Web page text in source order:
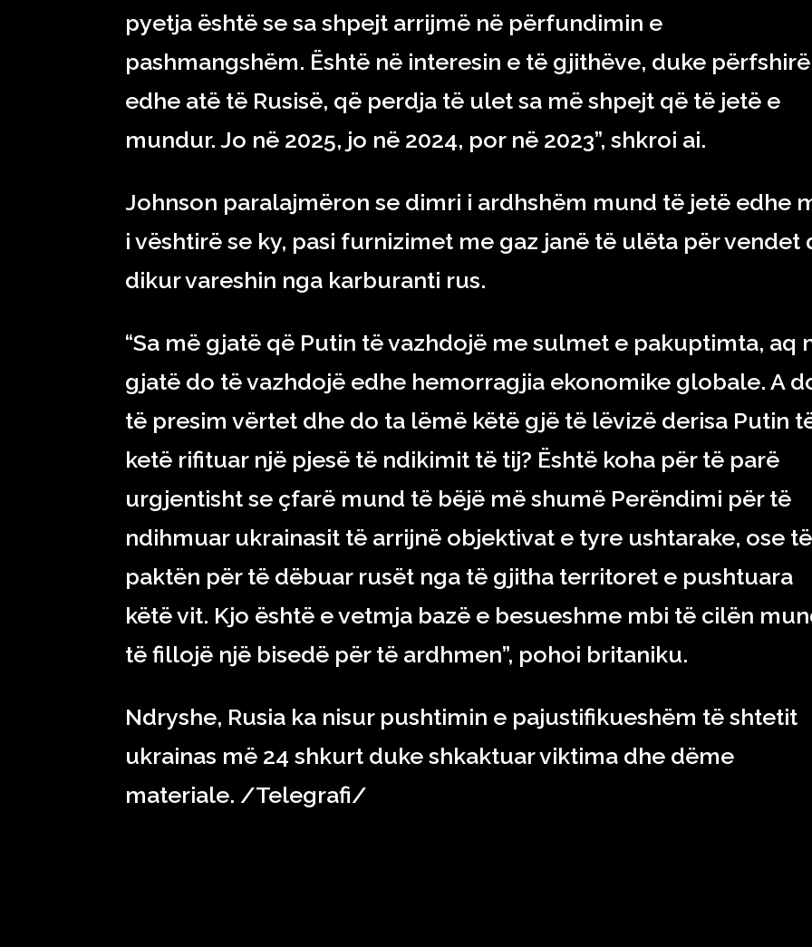
pyetja është se sa shpejt arrijmë në përfundimin e
pashmangshëm. Është në interesin e të gjithëve, duke përfshirë
edhe atë të Rusisë, që perdja të ulet sa më shpejt që të jetë e
mundur. Jo në 2025, jo në 2024, por në 2023”, shkroi ai.
Johnson paralajmëron se dimri i ardhshëm mund të jetë edhe
i vështirë se ky, pasi furnizimet me gaz janë të ulëta për vendet
dikur vareshin nga karburanti rus.
“Sa më gjatë që Putin të vazhdojë me sulmet e pakuptimta, aq
gjatë do të vazhdojë edhe hemorragjia ekonomike globale. A
të presim vërtet dhe do ta lëmë këtë gjë të lëvizë derisa Putin
ketë rifituar një pjesë të ndikimit të tij? Është koha për të parë
urgjentisht se çfarë mund të bëjë më shumë Perëndimi për të
ndihmuar ukrainasit të arrijnë objektivat e tyre ushtarake, ose të
paktën për të dëbuar rusët nga të gjitha territoret e pushtuara
këtë vit. Kjo është e vetmja bazë e besueshme mbi të cilën
të fillojë një bisedë për të ardhmen”, pohoi britaniku.
Ndryshe, Rusia ka nisur pushtimin e pajustifikueshëm të shtetit
ukrainas më 24 shkurt duke shkaktuar viktima dhe dëme
materiale. /Telegrafi/